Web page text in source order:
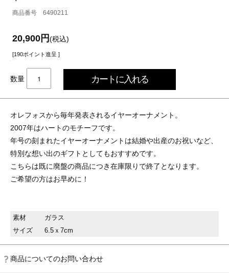
6490211
20,900円(税込)
[190ポイント進呈 ]
数量
オレフォスから毎年発表されるイヤーオーナメント。
2007年はハートのモチーフです。
年号の刻まれたイヤーオーナメントは結婚や出産のお祝いなど、
特別な想い出のギフトとしてもおすすめです。
こちらは既に廃盤の商品につき在庫限りで終了となります。
ご希望の方はお早めに！
素材
ガラス
サイズ
6.5ｘ7cm
商品についてのお問い合わせ